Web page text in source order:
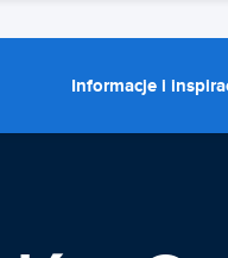
Informacje i